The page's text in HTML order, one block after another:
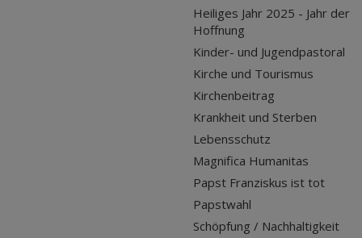
Heiliges Jahr 2025 - Jahr der
Hoffnung
Kinder- und Jugendpastoral
Kirche und Tourismus
Kirchenbeitrag
Krankheit und Sterben
Lebensschutz
Magnifica Humanitas
Papst Franziskus ist tot
Papstwahl
Schöpfung / Nachhaltigkeit